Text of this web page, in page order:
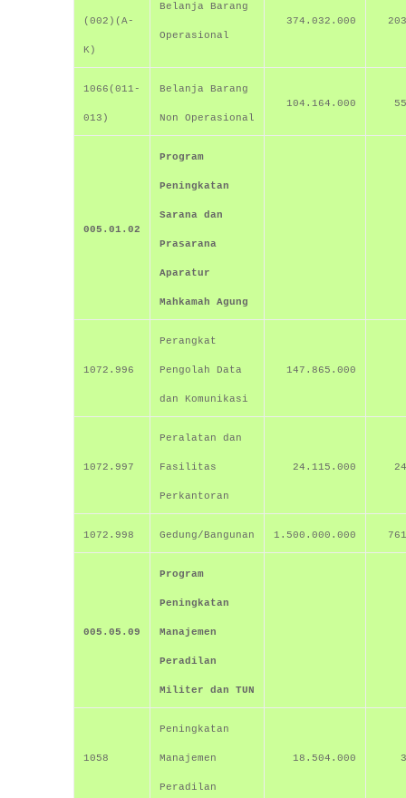
(002)(A-
K)
Belanja Barang
Operasional
374.032.000
1066(011-
013)
Belanja Barang
Non Operasional
104.164.000
005.01.02
Program
Peningkatan
Sarana dan
Prasarana
Aparatur
Mahkamah Agung
1072.996
Perangkat
Pengolah Data
dan Komunikasi
147.865.000
1072.997
Peralatan dan
Fasilitas
Perkantoran
24.115.000
1072.998 Gedung/Bangunan 1.500.000.000
005.05.09
Program
Peningkatan
Manajemen
Peradilan
Militer dan TUN
1058
Peningkatan
Manajemen
Peradilan
18.504.000